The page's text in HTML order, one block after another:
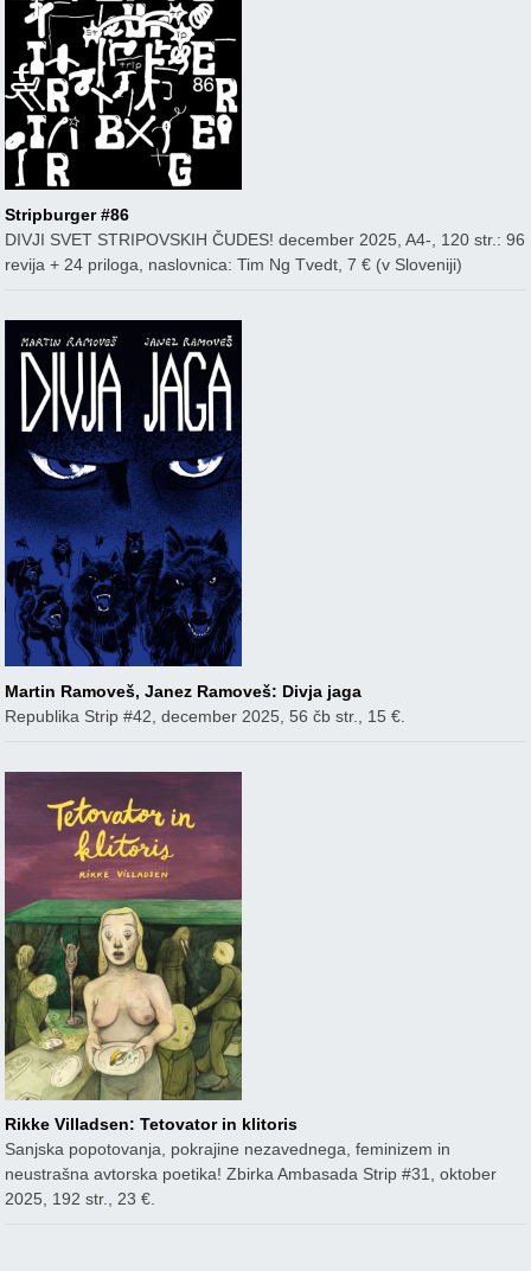
Stripburger #86
DIVJI SVET STRIPOVSKIH ČUDES! december 2025, A4-, 120 str.: 96
revija + 24 priloga, naslovnica: Tim Ng Tvedt, 7 € (v Sloveniji)
Martin Ramoveš, Janez Ramoveš: Divja jaga
Republika Strip #42, december 2025, 56 čb str., 15 €.
Rikke Villadsen: Tetovator in klitoris
Sanjska popotovanja, pokrajine nezavednega, feminizem in
neustrašna avtorska poetika! Zbirka Ambasada Strip #31, oktober
2025, 192 str., 23 €.